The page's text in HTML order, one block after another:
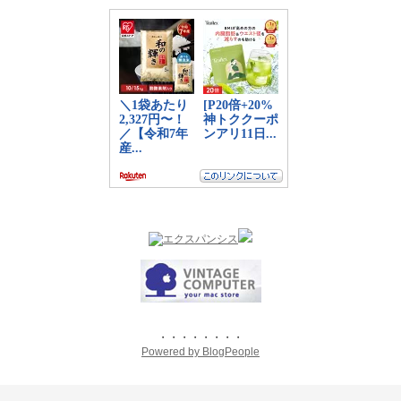
・・・・・・・・
Powered by BlogPeople